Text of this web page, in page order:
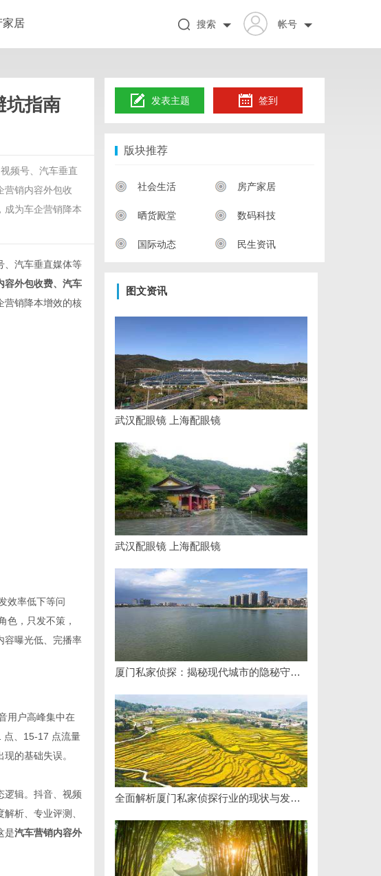
家居 帐号
搜索
坑指南
频号、汽车垂直
营销内容外包收
成为车企营销降本
、汽车垂直媒体等
容外包收费、汽车
营销降本增效的核
效率低下等问
色，只发不策，
容曝光低、完播率
用户高峰集中在
点、15-17 点流量
现的基础失误。
逻辑。抖音、视频
析、专业评测、
是汽车营销内容外
发表主题 签到
版块推荐
社会生活 房产家居
晒货殿堂 数码科技
国际动态 民生资讯
图文资讯
武汉配眼镜 上海配眼镜
武汉配眼镜 上海配眼镜
厦门私家侦探：揭秘现代城市的隐秘守护者
全面解析厦门私家侦探行业的现状与发展趋势